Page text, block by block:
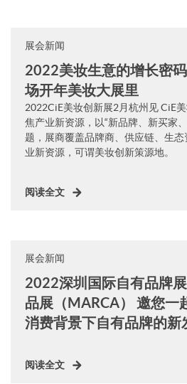
展会新闻
2022美妆生意的增长密
场开年美妆大展里
2022CiE美妆创新展2月杭州见 CiE
焦产业新资源，以“新品牌、新买家
题，展商覆盖品牌商、供应链、生
业新资源，可谓美妆创新策源地。
阅读全文
展会新闻
2022深圳国际自有品牌
品展（MARCA） 邀您一
消费背景下自有品牌的新
阅读全文